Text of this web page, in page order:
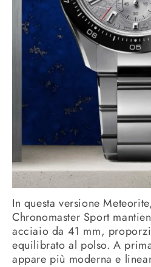
In questa versione
Chronomaster Sport
acciaio da 41 mm,
equilibrato al polso. A
appare più moderna e